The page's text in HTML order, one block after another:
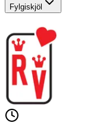
Fylgiskjöl